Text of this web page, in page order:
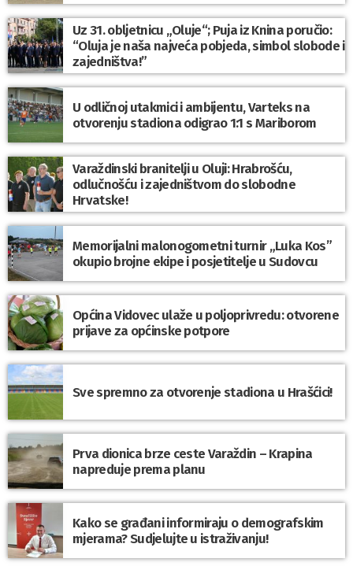
Uz 31. obljetnicu „Oluje“; Puja iz Knina poručio:
“Oluja je naša najveća pobjeda, simbol slobode i
zajedništva!”
U odličnoj utakmici i ambijentu, Varteks na
otvorenju stadiona odigrao 1:1 s Mariborom
Varaždinski branitelji u Oluji: Hrabrošću,
odlučnošću i zajedništvom do slobodne
Hrvatske!
Memorijalni malonogometni turnir „Luka Kos”
okupio brojne ekipe i posjetitelje u Sudovcu
Općina Vidovec ulaže u poljoprivredu: otvorene
prijave za općinske potpore
Sve spremno za otvorenje stadiona u Hrašćici!
Prva dionica brze ceste Varaždin – Krapina
napreduje prema planu
Kako se građani informiraju o demografskim
mjerama? Sudjelujte u istraživanju!